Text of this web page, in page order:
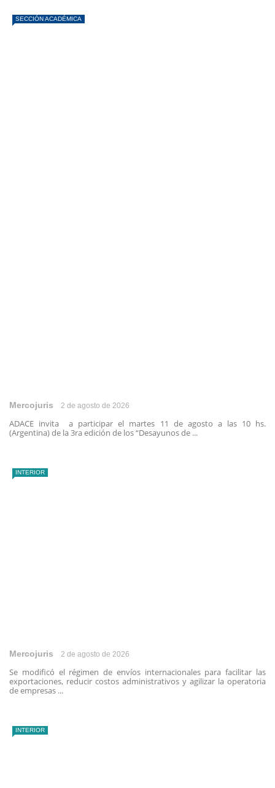
SECCIÓN ACADÉMICA
Mercojuris 2 de agosto de 2026
ADACE invita a participar el martes 11 de agosto a las 10 hs.
(Argentina) de la 3ra edición de los “Desayunos de ...
INTERIOR
Mercojuris 2 de agosto de 2026
Se modificó el régimen de envíos internacionales para facilitar las
exportaciones, reducir costos administrativos y agilizar la operatoria
de empresas ...
INTERIOR